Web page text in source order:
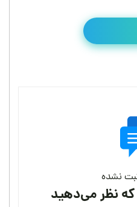
نشده
که نظر می‌دهید